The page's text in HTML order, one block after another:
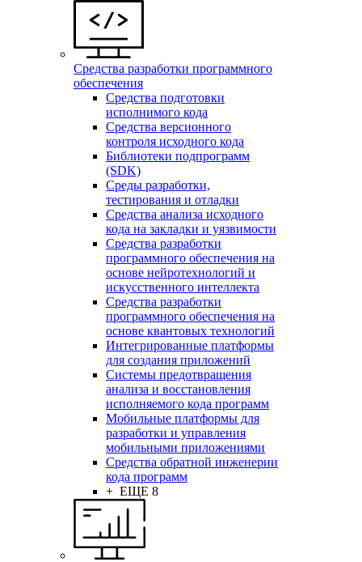
Средства разработки программного
обеспечения
Средства подготовки
исполнимого кода
Средства версионного
контроля исходного кода
Библиотеки подпрограмм
(SDK)
Среды разработки,
тестирования и отладки
Средства анализа исходного
кода на закладки и уязвимости
Средства разработки
программного обеспечения на
основе нейротехнологий и
искусственного интеллекта
Средства разработки
программного обеспечения на
основе квантовых технологий
Интегрированные платформы
для создания приложений
Системы предотвращения
анализа и восстановления
исполняемого кода программ
Мобильные платформы для
разработки и управления
мобильными приложениями
Средства обратной инженерии
кода программ
+ ЕЩЕ 8